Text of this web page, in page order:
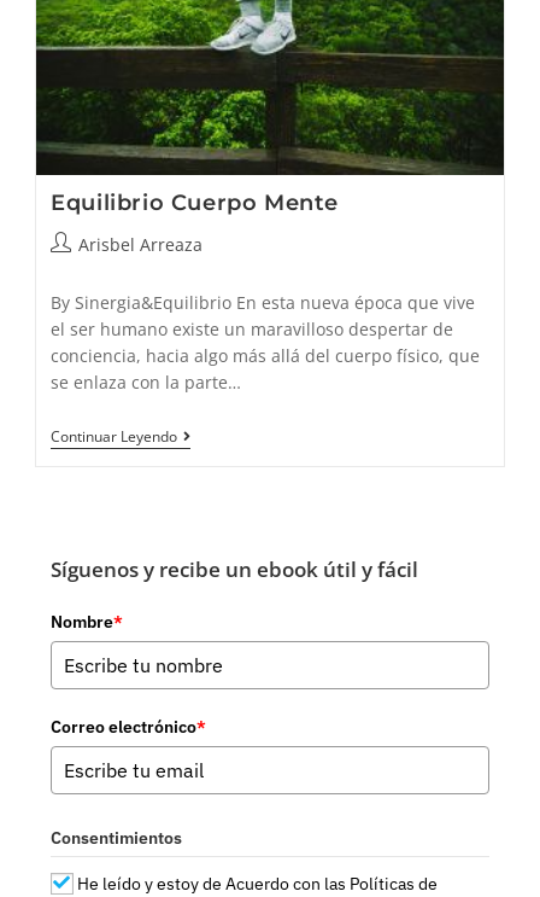
Equilibrio Cuerpo Mente
Autor
la
entrada:
Arisbel Arreaza
By Sinergia&Equilibrio En esta nueva época que vive
el ser humano existe un maravilloso despertar de
conciencia, hacia algo más allá del cuerpo físico, que
se enlaza con la parte…
Continuar LeyendoEquilibrio
Cuerpo
Síguenos y recibe un ebook útil y fácil
Nombre*
Correo electrónico*
Consentimientos
He leído y estoy de Acuerdo con las Políticas de